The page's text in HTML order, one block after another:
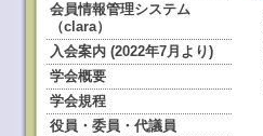
会員情報管理システム
（clara）
入会案内 (2022年7月より)
学会概要
学会規程
役員・委員・代議員